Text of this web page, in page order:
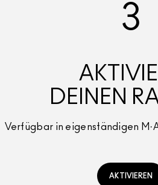
3
DEINEN
Verfügbar in eigenständigen
AKTIVIEREN